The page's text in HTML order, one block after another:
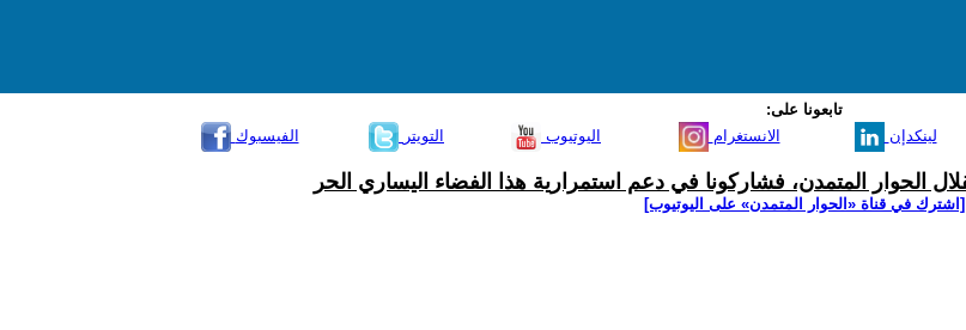
تابعونا على:
الفيسبوك
التويتر اليوتيوب الانستغرام لينكدإن
الحوار المتمدن، فشاركونا في دعم استمرارية هذا الفضاء اليساري الحر
[اشترك في قناة ‫«الحوار المتمدن» على اليوتيوب]